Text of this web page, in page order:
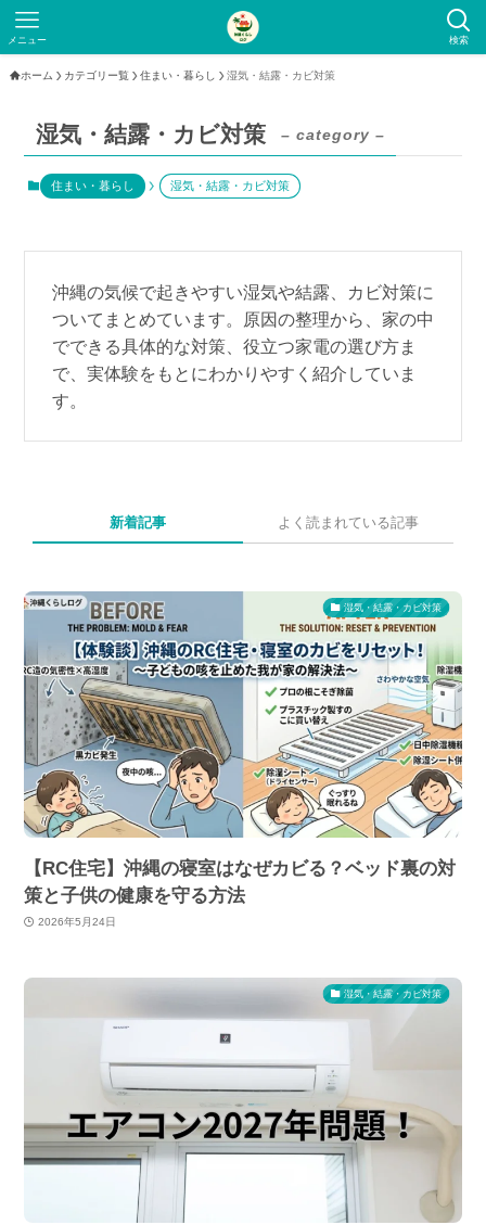
検索
メニュー
ホーム カテゴリー覧 住まい・暮らし 湿気・結露・カビ対策
湿気・結露・カビ対策 – category –
住まい・暮らし 湿気・結露・カビ対策
沖縄の気候で起きやすい湿気や結露、カビ対策に
ついてまとめています。原因の整理から、家の中
でできる具体的な対策、役立つ家電の選び方ま
で、実体験をもとにわかりやすく紹介していま
す。
新着記事 よく読まれている記事
湿気・結露・カビ対策
【RC住宅】沖縄の寝室はなぜカビる？ベッド裏の対
策と子供の健康を守る方法
2026年5月24日
湿気・結露・カビ対策